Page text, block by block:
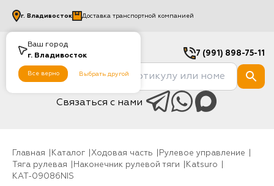
Ваш город
г. Владивосток
Все верно Выбрать другой
г. Владивосток Доставка транспортной компанией
7 (991) 898-75-11
Связаться с нами
Главная Каталог Ходовая часть
рулевое управление
Тяга рулевая
Наконечник рулевой тяги
Katsuro
KAT-09086NIS